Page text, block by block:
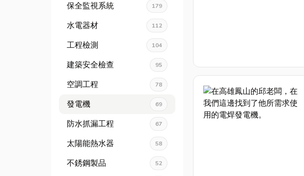
保全監視系統 179
水電器材 112
工程檢測 104
建築安全檢查 95
空調工程 78
發電機 69
防水抓漏工程 67
太陽能熱水器 58
不銹鋼製品 52